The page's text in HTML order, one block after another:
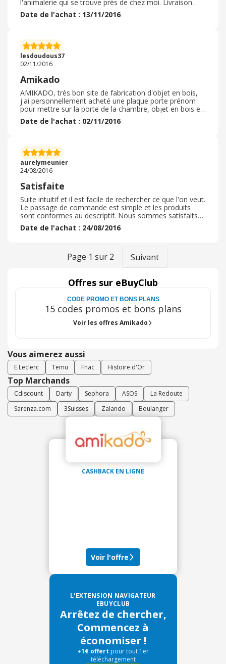
l'animalerie qui se trouve près de chez moi. Livraison
dans les délais respectés. Rien à redire.
Date de l'achat : 13/11/2016
lesdoudous37
02/11/2016
Amikado
AMIKADO, très bon site de fabrication d'objet en bois,
j'ai personnellement acheté une plaque porte prénom
pour mettre sur la porte de la chambre, objet en bois et
même peint de la couleur de votre choix :-) extra ! .
Date de l'achat : 02/11/2016
aurelymeunier
24/08/2016
Satisfaite
Suite intuitif et il est facile de rechercher ce que l'on veut.
Le passage de commande est simple et les produits
sont conformes au descriptif. Nous sommes satisfaits
du service et de la livraison. Tout est bien
Date de l'achat : 24/08/2016
Page 1 sur 2 Suivant
Offres sur eBuyClub
CODE PROMO ET BONS PLANS
15 codes promos et bons plans
Voir les offres Amikado
Vous aimerez aussi
E.Leclerc Temu Fnac Histoire d'Or
Top Marchands
Cdiscount Darty Sephora ASOS
La Redoute
Sarenza.com
3Suisses Zalando Boulanger
CASHBACK EN LIGNE
Voir l'offre
L'EXTENSION NAVIGATEUR
EBUYCLUB
Arrêtez de chercher,
Commencez à
économiser !
+1€ offert pour tout 1er
téléchargement